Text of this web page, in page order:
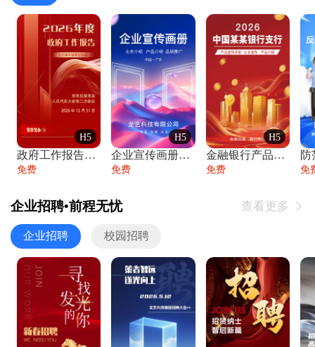
H5
政府工作报告政府年终工作总结
免费
H5
企业宣传画册公司简介产品介绍业务宣传手册
免费
H5
金融银行产品宣传手册企业宣传产品介绍
免费
防
免
企业招聘•前程无忧 查看更多 
企业招聘 校园招聘